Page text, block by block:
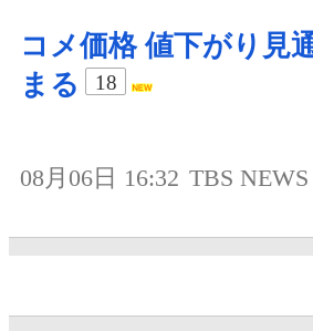
コメ価格 値下がり見
まる
18
08月06日 16:32 TBS